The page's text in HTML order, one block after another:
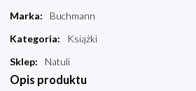
Marka:
Buchmann
Kategoria:
Książki
Sklep: Natuli
Opis produktu